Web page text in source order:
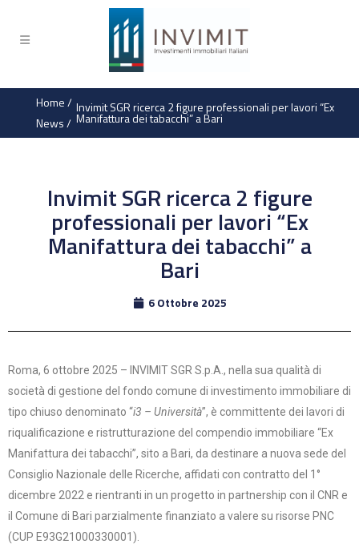
Home/
News/
Invimit SGR ricerca 2 figure professionali per lavori “Ex
Manifattura dei tabacchi” a Bari
Invimit SGR ricerca 2 figure
professionali per lavori “Ex
Manifattura dei tabacchi” a
Bari
6 Ottobre 2025
Roma, 6 ottobre 2025 – INVIMIT SGR S.p.A., nella sua qualità di
società di gestione del fondo comune di investimento immobiliare di
tipo chiuso denominato “i3 – Università”, è committente dei lavori di
riqualificazione e ristrutturazione del compendio immobiliare “Ex
Manifattura dei tabacchi”, sito a Bari, da destinare a nuova sede del
Consiglio Nazionale delle Ricerche, affidati con contratto del 1°
dicembre 2022 e rientranti in un progetto in partnership con il CNR e
il Comune di Bari parzialmente finanziato a valere su risorse PNC
(CUP E93G21000330001).